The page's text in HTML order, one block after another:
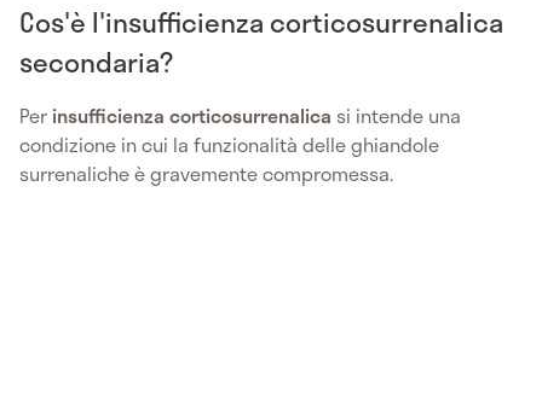
Cos'è l'insufficienza corticosurrenalica
secondaria?
Per insufficienza corticosurrenalica si intende una
condizione in cui la funzionalità delle ghiandole
surrenaliche è gravemente compromessa.